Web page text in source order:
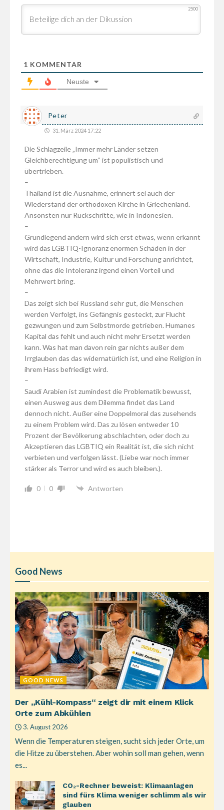
2500
1 KOMMENTAR
Neuste
Peter
31. März 2024 17:22
Die Schlagzeile „Immer mehr Länder setzen
Gleichberechtigung um“ ist populistisch und
übertrieben.
–
Thailand ist die Ausnahme, erinnert sei auch der
Wiederstand der orthodoxen Kirche in Griechenland.
Ansonsten nur Rückschritte, wie in Indonesien.
–
Grundlegend ändern wird sich erst etwas, wenn erkannt
wird das LGBTIQ-Ignoranz enormen Schäden in der
Wirtschaft, Industrie, Kultur und Forschung anrichtet,
ohne das die Intoleranz irgend einen Vorteil und
Mehrwert bring.
–
Das zeigt sich bei Russland sehr gut, die Menschen
werden Verfolgt, ins Gefängnis gesteckt, zur Flucht
gezwungen und zum Selbstmorde getrieben. Humanes
Kapital das fehlt und auch nicht mehr Ersetzt werden
kann. Was hat man davon rein gar nichts außer dem
Irrglauben das das widernatürlich ist, und eine Religion in
ihrem Hass befriedigt wird.
–
Saudi Arabien ist zumindest die Problematik bewusst,
einen Ausweg aus dem Dilemma findet das Land
dennoch nicht. Außer eine Doppelmoral das zusehends
zu einem Problem wird. Das zu lösen entweder 10
Prozent der Bevölkerung abschlachten, oder doch zu
Akzeptieren das LGBTIQ ein Realität ist, die sich nicht
verbieten und verfolgen lässt. (Liebe war noch immer
stärker als Terror und wird es auch bleiben.).
0 0 Antworten
Good News
GOOD NEWS
Der „Kühl-Kompass“ zeigt dir mit einem Klick
Orte zum Abkühlen
3. August 2026
Wenn die Temperaturen steigen, sucht sich jeder Orte, um
die Hitze zu überstehen. Aber wohin soll man gehen, wenn
es...
CO₂-Rechner beweist: Klimaanlagen
sind fürs Klima weniger schlimm als wir
glauben